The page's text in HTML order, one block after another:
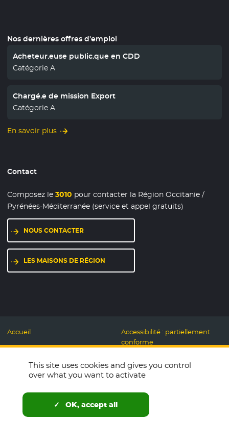
Nos dernières offres d'emploi
Acheteur.euse public.que en CDD
Catégorie A
Chargé.e de mission Export
Catégorie A
En savoir plus
Contact
Composez le3010 pour contacter la Région Occitanie /
Pyrénées-Méditerranée (service et appel gratuits)
NOUS CONTACTER
LES MAISONS DE RÉGION
Accueil
Mentions légales
Données personnelles et
Cookies
Espace presse
Télécharger le logo
Accessibilité : partiellement
conforme
Responsable
Plan du site
This site uses cookies and gives you control
over what you want to activate
OK, accept all